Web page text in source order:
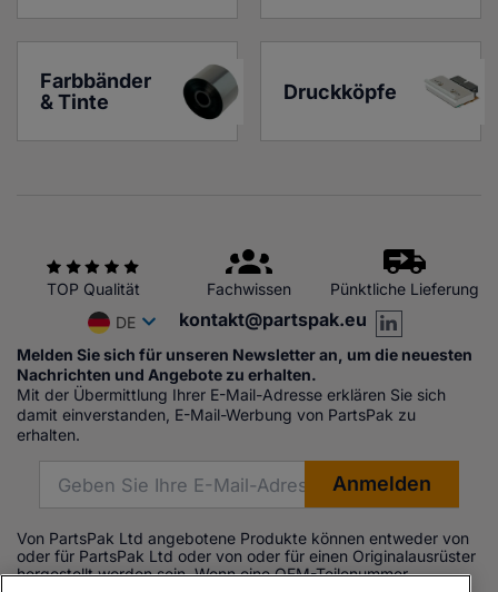
Farbbänder
& Tinte
Druckköpfe
TOP Qualität Fachwissen
Pünktliche Lieferung
DE
kontakt@partspak.eu
Melden Sie sich für unseren Newsletter an, um die neuesten
Nachrichten und Angebote zu erhalten.
Mit der Übermittlung Ihrer E-Mail-Adresse erklären Sie sich
damit einverstanden, E-Mail-Werbung von PartsPak zu
erhalten.
Von PartsPak Ltd angebotene Produkte können entweder von
oder für PartsPak Ltd oder von oder für einen Originalausrüster
hergestellt worden sein. Wenn eine OEM-Teilenummer